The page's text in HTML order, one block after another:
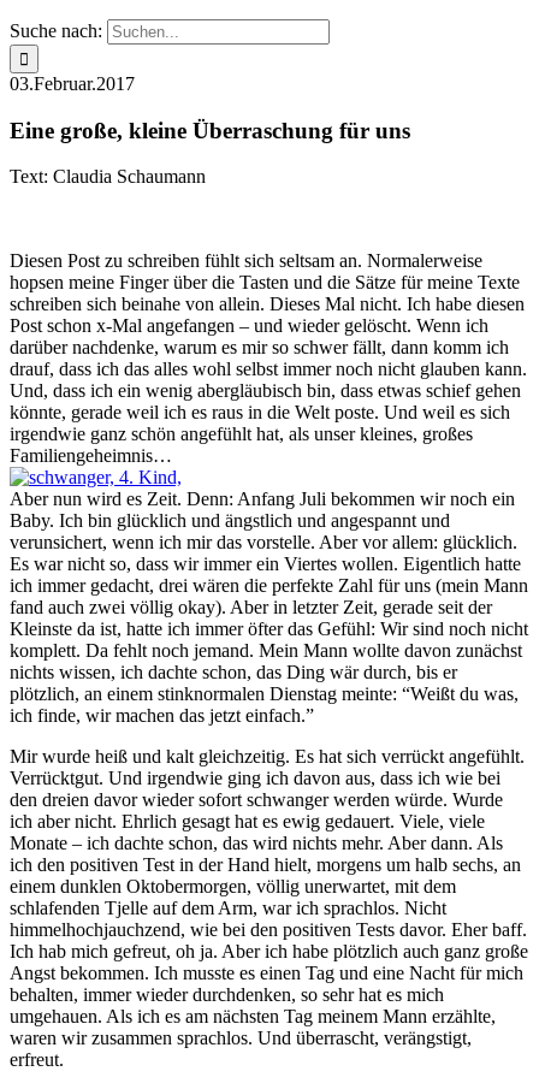
Suche nach:
03.Februar.2017
Eine große, kleine Überraschung für uns
Text: Claudia Schaumann
Diesen Post zu schreiben fühlt sich seltsam an. Normalerweise
hopsen meine Finger über die Tasten und die Sätze für meine Texte
schreiben sich beinahe von allein. Dieses Mal nicht. Ich habe diesen
Post schon x-Mal angefangen – und wieder gelöscht. Wenn ich
darüber nachdenke, warum es mir so schwer fällt, dann komm ich
drauf, dass ich das alles wohl selbst immer noch nicht glauben kann.
Und, dass ich ein wenig abergläubisch bin, dass etwas schief gehen
könnte, gerade weil ich es raus in die Welt poste. Und weil es sich
irgendwie ganz schön angefühlt hat, als unser kleines, großes
Familiengeheimnis…
Aber nun wird es Zeit. Denn: Anfang Juli bekommen wir noch ein
Baby. Ich bin glücklich und ängstlich und angespannt und
verunsichert, wenn ich mir das vorstelle. Aber vor allem: glücklich.
Es war nicht so, dass wir immer ein Viertes wollen. Eigentlich hatte
ich immer gedacht, drei wären die perfekte Zahl für uns (mein Mann
fand auch zwei völlig okay). Aber in letzter Zeit, gerade seit der
Kleinste da ist, hatte ich immer öfter das Gefühl: Wir sind noch nicht
komplett. Da fehlt noch jemand. Mein Mann wollte davon zunächst
nichts wissen, ich dachte schon, das Ding wär durch, bis er
plötzlich, an einem stinknormalen Dienstag meinte: “Weißt du was,
ich finde, wir machen das jetzt einfach.”
Mir wurde heiß und kalt gleichzeitig. Es hat sich verrückt angefühlt.
Verrücktgut. Und irgendwie ging ich davon aus, dass ich wie bei
den dreien davor wieder sofort schwanger werden würde. Wurde
ich aber nicht. Ehrlich gesagt hat es ewig gedauert. Viele, viele
Monate – ich dachte schon, das wird nichts mehr. Aber dann. Als
ich den positiven Test in der Hand hielt, morgens um halb sechs, an
einem dunklen Oktobermorgen, völlig unerwartet, mit dem
schlafenden Tjelle auf dem Arm, war ich sprachlos. Nicht
himmelhochjauchzend, wie bei den positiven Tests davor. Eher baff.
Ich hab mich gefreut, oh ja. Aber ich habe plötzlich auch ganz große
Angst bekommen. Ich musste es einen Tag und eine Nacht für mich
behalten, immer wieder durchdenken, so sehr hat es mich
umgehauen. Als ich es am nächsten Tag meinem Mann erzählte,
waren wir zusammen sprachlos. Und überrascht, verängstigt,
erfreut.